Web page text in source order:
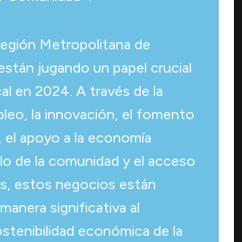
Metropolitana de
jugando un papel crucial
en 2024. A través de la
la innovación, el fomento
apoyo a la economía
de la comunidad y el acceso
estos negocios están
significativa al
económica de la